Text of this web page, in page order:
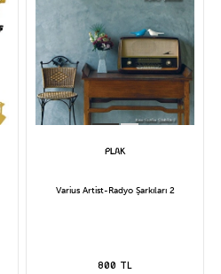
Varius Artist-Radyo Şarkıları 2
800 TL